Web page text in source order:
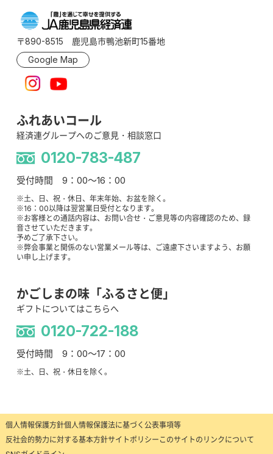
〒890-8515 鹿児島市鴨池新町15番地
Google Map
ふれあいコール
経済連グループへのご意見・相談窓口
0120-783-487
受付時間 9：00～16：00
※土、日、祝・休日、年末年始、お盆を除く。
※16：00以降は翌営業日受付となります。
※お客様との通話内容は、お問い合せ・ご意見等の内容確認のため、録
音させていただきます。
予めご了承下さい。
※弊会事業と関係のない営業メール等は、ご遠慮下さいますよう、お願
い申し上げます。
かごしまの味「ふるさと便」
ギフトについてはこちらへ
0120-722-188
受付時間 9：00～17：00
※土、日、祝・休日を除く。
個人情報保護方針個人情報保護法に基づく公表事項等
反社会的勢力に対する基本方針サイトポリシー このサイトのリンクについて